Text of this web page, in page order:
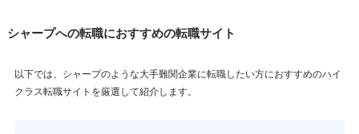
シャープへの転職におすすめの転職サイト
以下では、シャープのような大手難関企業に転職したい方におすすめのハイ
クラス転職サイトを厳選して紹介します。